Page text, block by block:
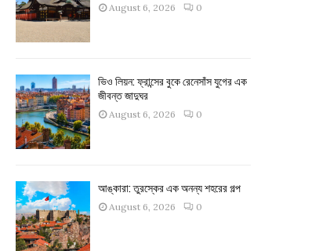
August 6, 2026 0
ভিও লিয়ন: ফ্রান্সের বুকে রেনেসাঁস যুগের এক
জীবন্ত জাদুঘর
August 6, 2026 0
আঙ্কারা: তুরস্কের এক অনন্য শহরের গল্প
August 6, 2026 0